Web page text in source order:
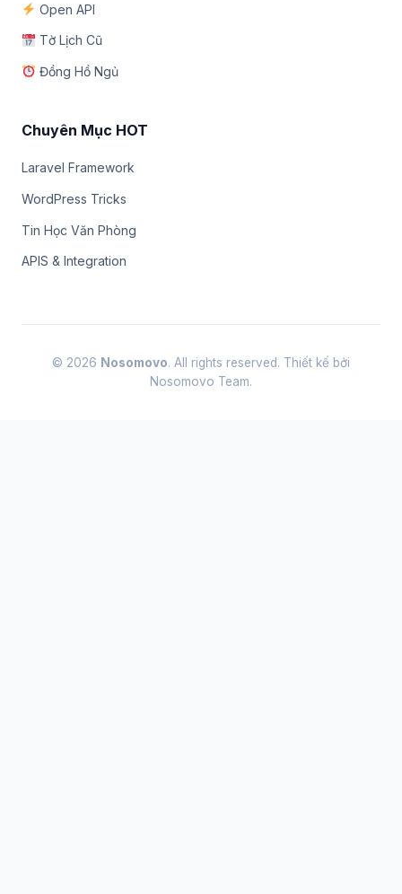
Open API
Tờ Lịch Cũ
Đồng Hồ Ngủ
Chuyên Mục HOT
Laravel Framework
WordPress Tricks
Tin Học Văn Phòng
APIS & Integration
© 2026 Nosomovo. All rights reserved. Thiết kế bởi
Nosomovo Team.